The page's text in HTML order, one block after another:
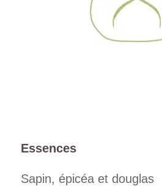
Essences
Sapin, épicéa et douglas